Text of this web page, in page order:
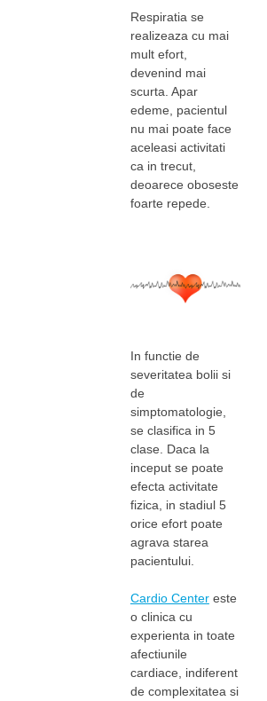
Respiratia se
realizeaza cu mai
mult efort,
devenind mai
scurta. Apar
edeme, pacientul
nu mai poate face
aceleasi activitati
ca in trecut,
deoarece oboseste
foarte repede.
In functie de
severitatea bolii si
de
simptomatologie,
se clasifica in 5
clase. Daca la
inceput se poate
efecta activitate
fizica, in stadiul 5
orice efort poate
agrava starea
pacientului.
Cardio Centereste
o clinica cu
experienta in toate
afectiunile
cardiace, indiferent
de complexitatea si